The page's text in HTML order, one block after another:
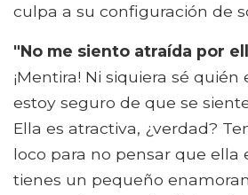
culpa a su configuración de
"No me siento atraída por
¡Mentira! Ni siquiera sé quién
estoy seguro de que se
Ella es atractiva, ¿verdad?
loco para no pensar que ella
tienes un pequeño